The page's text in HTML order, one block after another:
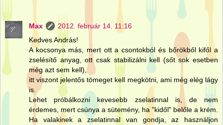
Max
2012. február 14. 11:16
Kedves András!
A kocsonya más, mert ott a csontokból és bőrökből kifől a
zselésítő anyag, ott csak stabilizálni kell (sőt sok esetben
még azt sem kell),
itt viszont jelentős tömeget kell megkötni, ami még elég lágy
is.
Lehet próbálkozni kevesebb zselatinnal is, de nem
érdemes, mert csúnya a sütemény, ha "kidől" belőle a krém.
Ha valakinek a zselatinnal van gondja, az használjon